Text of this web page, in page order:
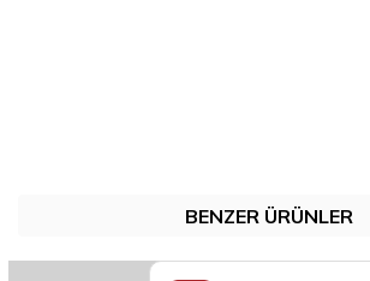
BENZER ÜRÜNLER